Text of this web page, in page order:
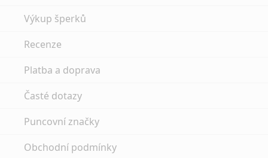
Výkup šperků
Recenze
Platba a doprava
Časté dotazy
Puncovní značky
Obchodní podmínky